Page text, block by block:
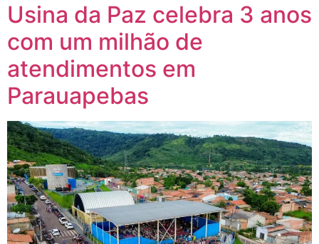
Usina da Paz celebra 3 anos
com um milhão de
atendimentos em
Parauapebas